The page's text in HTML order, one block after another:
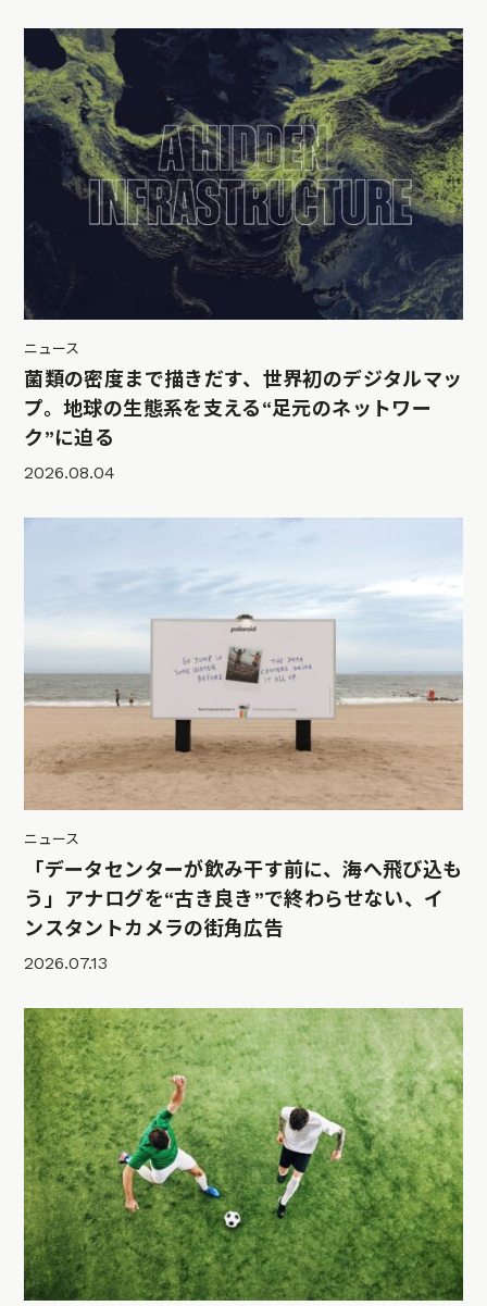
ニュース
菌類の密度まで描きだす、世界初のデジタルマッ
プ。地球の生態系を支える“足元のネットワー
ク”に迫る
2026.08.04
ニュース
「データセンターが飲み干す前に、海へ飛び込も
う」アナログを“古き良き”で終わらせない、イ
ンスタントカメラの街角広告
2026.07.13